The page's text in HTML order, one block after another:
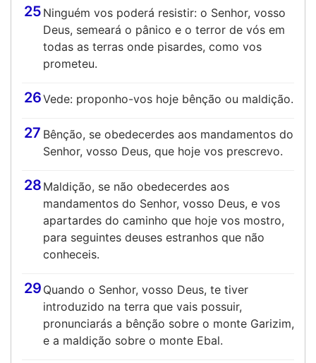
25 Ninguém vos poderá resistir: o Senhor, vosso
Deus, semeará o pânico e o terror de vós em
todas as terras onde pisardes, como vos
prometeu.
26Vede: proponho-vos hoje bênção ou maldição.
27 Bênção, se obedecerdes aos mandamentos do
Senhor, vosso Deus, que hoje vos prescrevo.
28 Maldição, se não obedecerdes aos
mandamentos do Senhor, vosso Deus, e vos
apartardes do caminho que hoje vos mostro,
para seguintes deuses estranhos que não
conheceis.
29 Quando o Senhor, vosso Deus, te tiver
introduzido na terra que vais possuir,
pronunciarás a bênção sobre o monte Garizim,
e a maldição sobre o monte Ebal.